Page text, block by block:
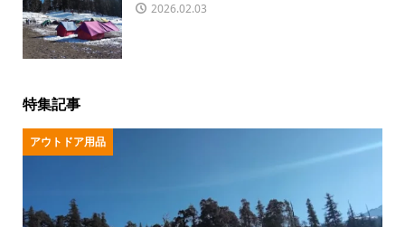
2026.02.03
特集記事
アウトドア用品